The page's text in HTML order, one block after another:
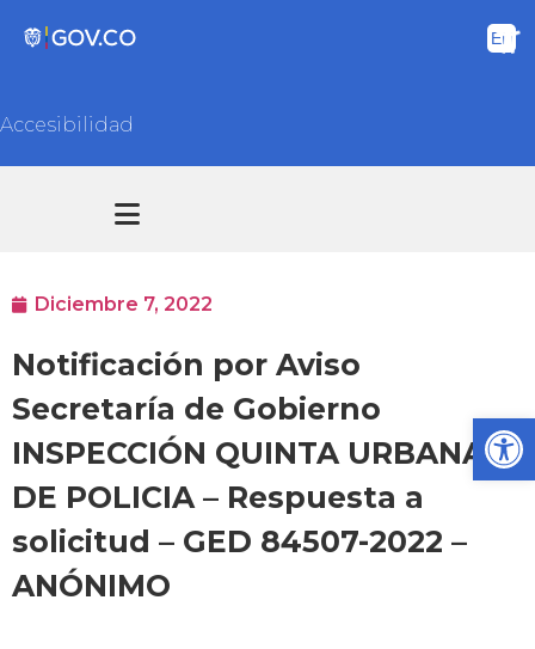
Accesibilidad
Diciembre 7, 2022
Notificación por Aviso
Secretaría de Gobierno
INSPECCIÓN QUINTA URBANA
DE POLICIA – Respuesta a
solicitud – GED 84507-2022 –
ANÓNIMO